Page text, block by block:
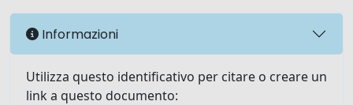
Informazioni
Utilizza questo identificativo per citare o creare un
link a questo documento: